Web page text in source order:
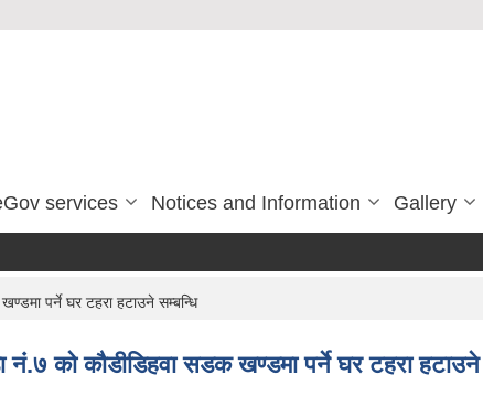
services Notices and Information Gallery
पर्ने घर टहरा हटाउने सम्बन्धि
को कौडीडिहवा सडक खण्डमा पर्ने घर टहरा हटाउने